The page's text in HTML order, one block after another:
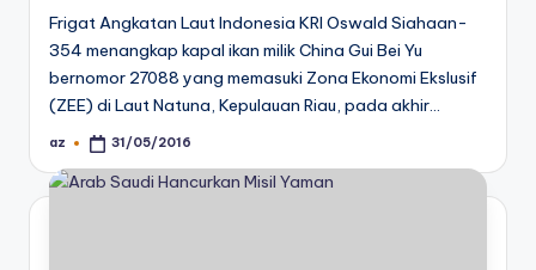
Frigat Angkatan Laut Indonesia KRI Oswald Siahaan-
354 menangkap kapal ikan milik China Gui Bei Yu
bernomor 27088 yang memasuki Zona Ekonomi Ekslusif
(ZEE) di Laut Natuna, Kepulauan Riau, pada akhir…
Posted
az 31/05/2016